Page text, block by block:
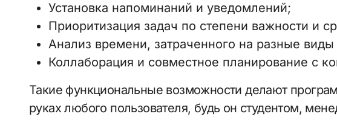
Установка напоминаний и уведомлений;
Приоритизация задач по степени важности и
Анализ времени, затраченного на разные виды
Коллаборация и совместное планирование с
Такие функциональные возможности делают
руках любого пользователя, будь он студентом,